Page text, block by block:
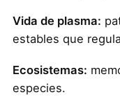
Vida de plasma:
estables que
Ecosistemas:
especies.